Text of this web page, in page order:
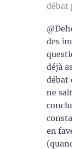
débat
des
déjà
débat
ne
en